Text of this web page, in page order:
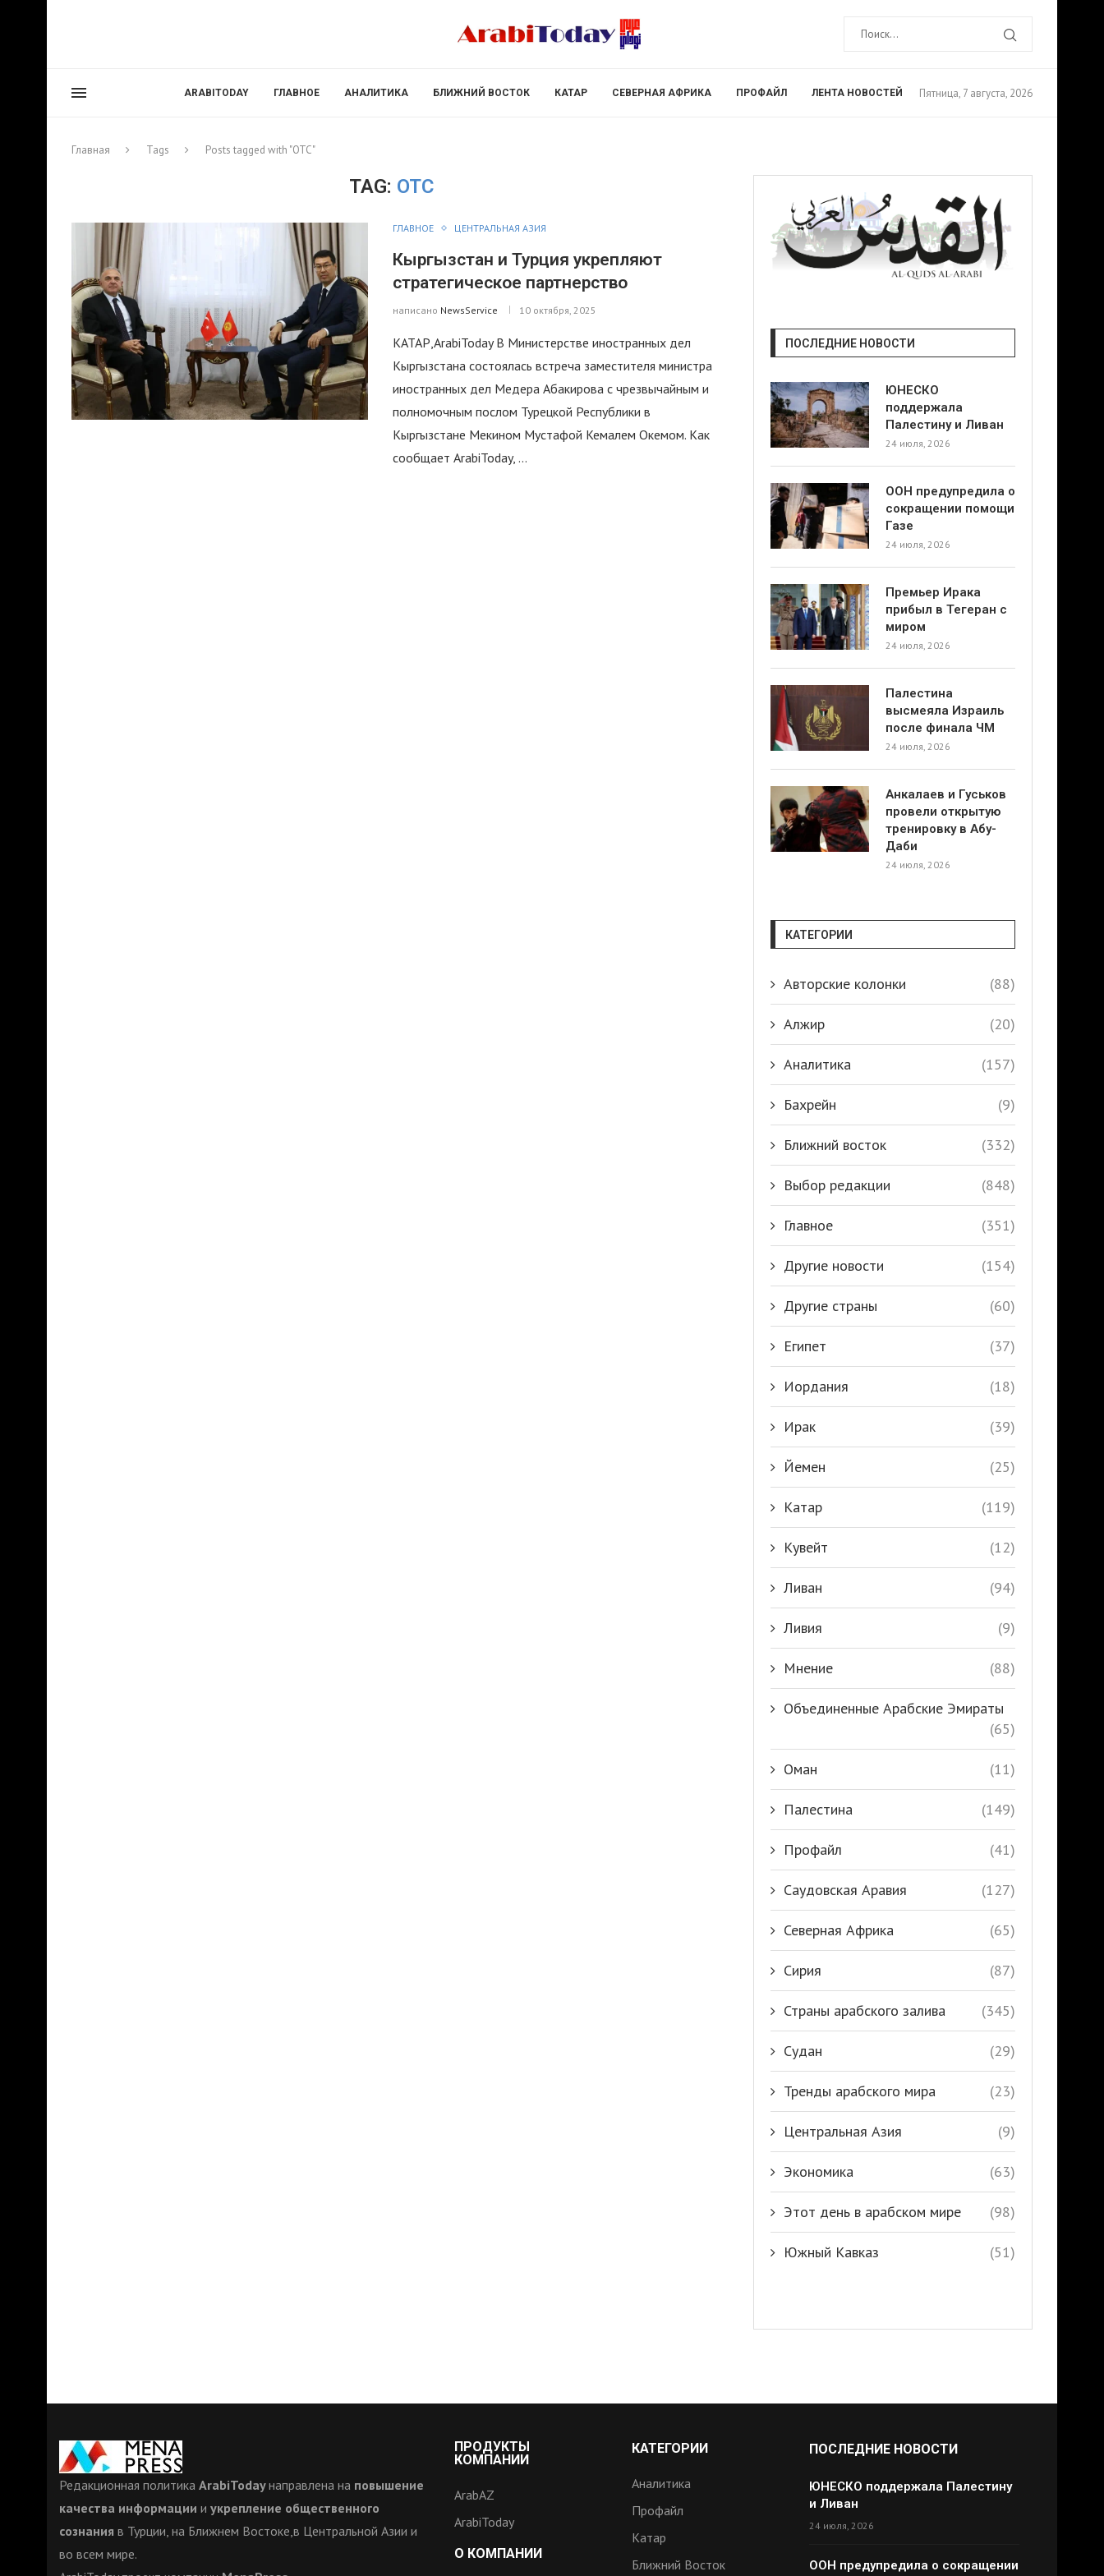
ARABITODAY ГЛАВНОЕ АНАЛИТИКА БЛИЖНИЙ ВОСТОК КАТАР СЕВЕРНАЯ АФРИКА ПРОФАЙЛ ЛЕНТА НОВОСТЕЙ Пятница, 7 августа, 2026
Главная Tags Posts tagged with "ОТС"
TAG: ОТС
ГЛАВНОЕ ЦЕНТРАЛЬНАЯ АЗИЯ
Кыргызстан и Турция укрепляют
стратегическое партнерство
написано NewsService 10 октября, 2025
КАТАР,ArabiToday В Министерстве иностранных дел
Кыргызстана состоялась встреча заместителя министра
иностранных дел Медера Абакирова с чрезвычайным и
полномочным послом Турецкой Республики в
Кыргызстане Мекином Мустафой Кемалем Окемом. Как
сообщает ArabiToday, …
ПОСЛЕДНИЕ НОВОСТИ
ЮНЕСКО
поддержала
Палестину и Ливан
24 июля, 2026
ООН предупредила о
сокращении помощи
Газе
24 июля, 2026
Премьер Ирака
прибыл в Тегеран с
миром
24 июля, 2026
Палестина
высмеяла Израиль
после финала ЧМ
24 июля, 2026
Анкалаев и Гуськов
провели открытую
тренировку в Абу-
Даби
24 июля, 2026
КАТЕГОРИИ
Авторские колонки (88)
Алжир (20)
Аналитика (157)
Бахрейн (9)
Ближний восток (332)
Выбор редакции (848)
Главное (351)
Другие новости (154)
Другие страны (60)
Египет (37)
Иордания (18)
Ирак (39)
Йемен (25)
Катар (119)
Кувейт (12)
Ливан (94)
Ливия (9)
Мнение (88)
Объединенные Арабские Эмираты
(65)
Оман (11)
Палестина (149)
Профайл (41)
Саудовская Аравия (127)
Северная Африка (65)
Сирия (87)
Страны арабского залива (345)
Судан (29)
Тренды арабского мира (23)
Центральная Азия (9)
Экономика (63)
Этот день в арабском мире (98)
Южный Кавказ (51)
Редакционная политика ArabiTodayнаправлена на повышение
качества информации и укрепление общественного
сознания в Турции, на Ближнем Востоке,в Центральной Азии и
во всем мире.
ПРОДУКТЫ
КОМПАНИИ
ArabAZ
ArabiToday
О КОМПАНИИ
КАТЕГОРИИ
Аналитика
Профайл
Катар
Ближний Восток
ПОСЛЕДНИЕ НОВОСТИ
ЮНЕСКО поддержала Палестину
и Ливан
24 июля, 2026
ООН предупредила о сокращении